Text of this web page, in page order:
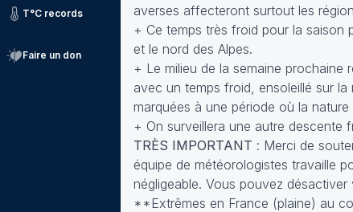
T°C records
Faire un don
averses affecteront surtout les
+ Ce temps très froid pour la saison
et le nord des Alpes.
+ Le milieu de la semaine
avec un temps froid, ensoleillé sur
marquées à une période où la nature
+ On surveillera une autre descente
TRÈS IMPORTANT : Merci de
équipe de météorologistes travaille
négligeable. Vous pouvez
**Extrêmes en France (plaine) au